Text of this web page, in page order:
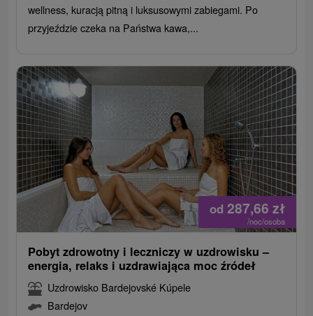
wellness, kuracją pitną i luksusowymi zabiegami. Po
przyjeździe czeka na Państwa kawa,...
od 287,66 zł
/noc/osoba
Pobyt zdrowotny i leczniczy w uzdrowisku –
energia, relaks i uzdrawiająca moc źródeł
Uzdrowisko Bardejovské Kúpele
Bardejov